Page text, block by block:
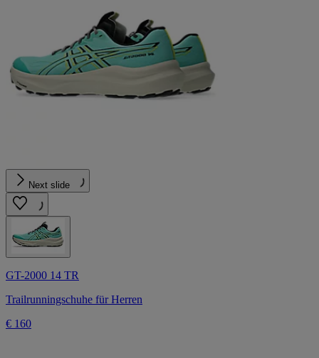
Next slide
GT-2000 14 TR
Trailrunningschuhe für Herren
€ 160